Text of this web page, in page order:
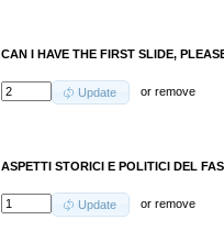
CAN I HAVE THE FIRST SLIDE,
Update orremove
ASPETTI STORICI E POLITICI DEL
Update orremove